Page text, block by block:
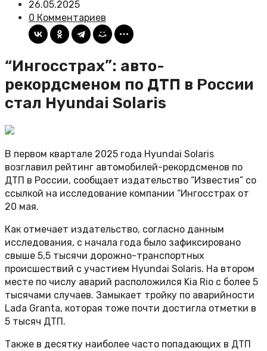
26.05.2025
0 Комментариев
“Ингосстрах”: авто-
рекордсменом по ДТП в России
стал Hyundai Solaris
В первом квартале 2025 года Hyundai Solaris
возглавил рейтинг автомобилей-рекордсменов по
ДТП в России, сообщает издательство “Известия” со
ссылкой на исследование компании “Ингосстрах от
20 мая.
Как отмечает издательство, согласно данным
исследования, с начала года было зафиксировано
свыше 5,5 тысячи дорожно-транспортных
происшествий с участием Hyundai Solaris. На втором
месте по числу аварий расположился Kia Rio с более 5
тысячами случаев. Замыкает тройку по аварийности
Lada Granta, которая тоже почти достигла отметки в
5 тысяч ДТП.
Также в десятку наиболее часто попадающих в ДТП